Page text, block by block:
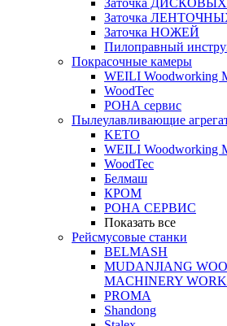
Заточка ДИСКОВЫХ
Заточка
Заточка НОЖЕЙ
Пилоправный
Покрасочные камеры
WEILI Woodworking
WoodTec
РОНА сервис
Пылеулавливающие
KETO
WEILI Woodworking
WoodTec
Белмаш
КРОМ
РОНА СЕРВИС
Показать все
Рейсмусовые станки
BELMASH
MUDANJIANG
MACHINERY
PROMA
Shandong